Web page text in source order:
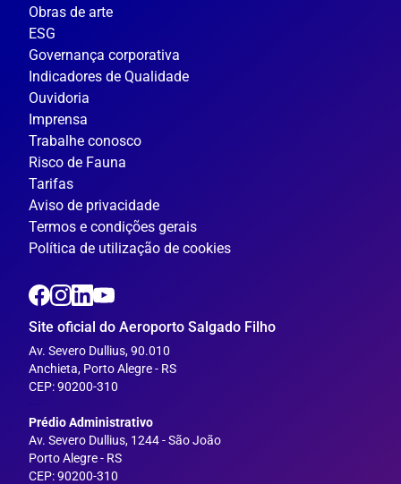
Obras de arte
ESG
Governança corporativa
Indicadores de Qualidade
Ouvidoria
Imprensa
Trabalhe conosco
Risco de Fauna
Tarifas
Aviso de privacidade
Termos e condições gerais
Política de utilização de cookies
Site oficial do Aeroporto Salgado Filho
Av. Severo Dullius, 90.010
Anchieta, Porto Alegre - RS
CEP: 90200-310
Prédio Administrativo
Av. Severo Dullius, 1244 - São João
Porto Alegre - RS
CEP: 90200-310